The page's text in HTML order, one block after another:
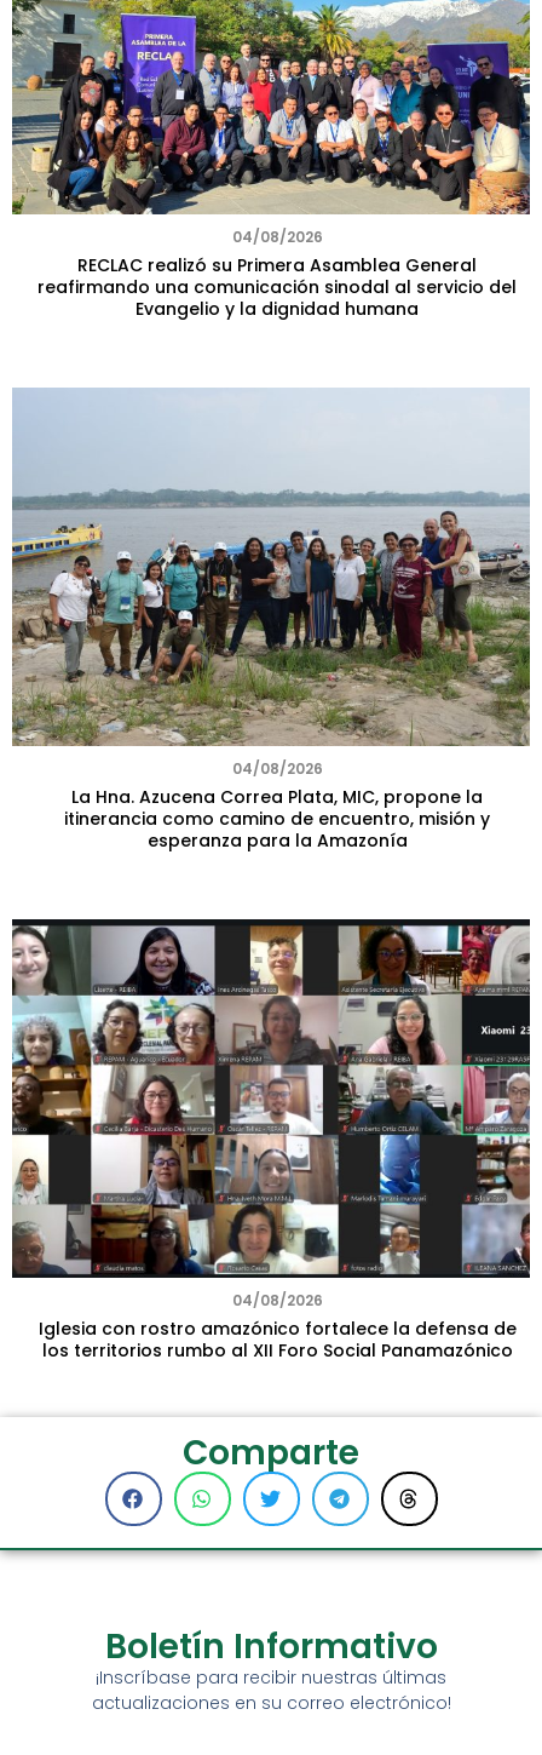
04/08/2026
RECLAC realizó su Primera Asamblea General
reafirmando una comunicación sinodal al servicio del
Evangelio y la dignidad humana
04/08/2026
La Hna. Azucena Correa Plata, MIC, propone la
itinerancia como camino de encuentro, misión y
esperanza para la Amazonía
04/08/2026
Iglesia con rostro amazónico fortalece la defensa de
los territorios rumbo al XII Foro Social Panamazónico
Comparte
Boletín Informativo
¡Inscríbase para recibir nuestras últimas
actualizaciones en su correo electrónico!